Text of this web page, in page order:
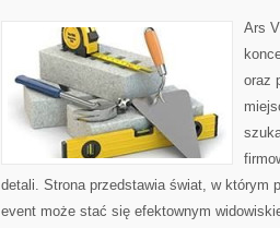
Ars
oraz
detali. Strona przedstawia świat, w którym
event może stać się efektownym